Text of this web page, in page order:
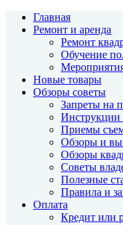
Главная
Ремонт и аренда
Ремонт
Обучение
Новые товары
Обзоры советы
Запреты на
Инструкции
Приемы
Обзоры и
Обзоры
Советы
Полезные
Правила и
Оплата
Кредит или